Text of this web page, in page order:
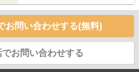
お問い合わせする(無料)
でお問い合わせする